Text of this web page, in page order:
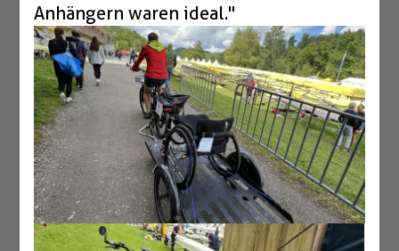
Anhängern waren ideal."